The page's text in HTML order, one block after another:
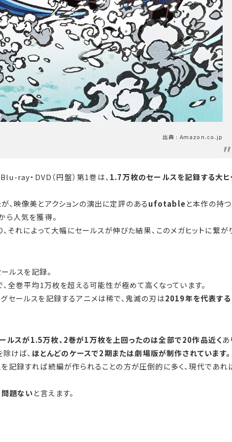
出典 : Amazon.co.jp
ray・DVD（円盤）第1巻は、 1.7万枚のセールスを記録する大ヒ
映像美とアクションの演出に定評のあるufotableと本作の持つ
ら人気を獲得。
、それによって大幅にセールスが伸びた結果、このメガヒットに繋が
ルスを記録。
全巻平均1万枚を超える可能性が極めて高くなっています。
セールスを記録するアニメは稀で、鬼滅の刃は2019年を代表する
ルスが1.5万枚、2巻が1万枚を上回ったのは全部で20作品近くあ
けば、 ほとんどのケースで2期または劇場版が制作されています。
記録すれば続編が作られることの方が圧倒的に多く、現代であれ
題ないと言えます。